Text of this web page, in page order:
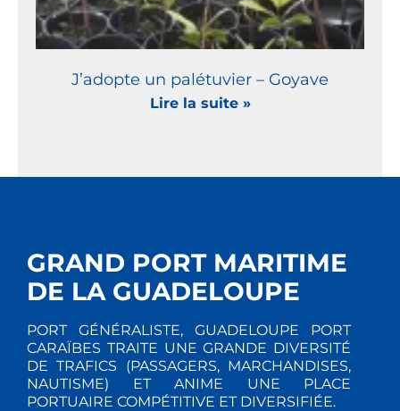
J’adopte un palétuvier – Goyave
Lire la suite »
GRAND PORT MARITIME
DE LA GUADELOUPE
PORT GÉNÉRALISTE, GUADELOUPE PORT
CARAÏBES TRAITE UNE GRANDE DIVERSITÉ
DE TRAFICS (PASSAGERS, MARCHANDISES,
NAUTISME) ET ANIME UNE PLACE
PORTUAIRE COMPÉTITIVE ET DIVERSIFIÉE.